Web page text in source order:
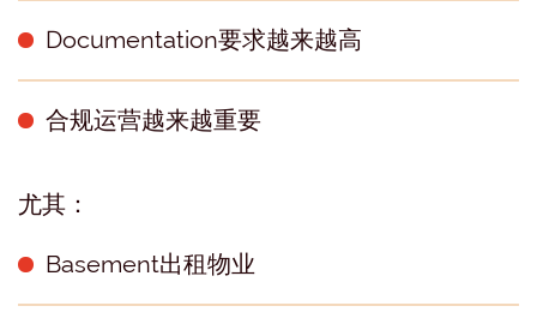
Documentation要求越来越高
合规运营越来越重要
尤其：
Basement出租物业